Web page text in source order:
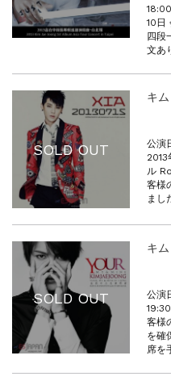
10日
四段
文あ
SOLD OUT
キ
公演
ル
客様
まし
SOLD OUT
キ
公演
客様
を確
席を